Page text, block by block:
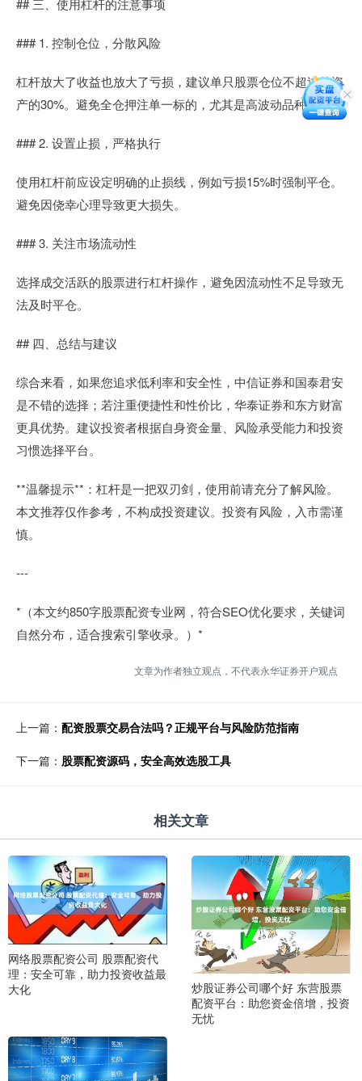
## 三、使用杠杆的注意事项
### 1. 控制仓位，分散风险
杠杆放大了收益也放大了亏损，建议单只股票仓位不超过总资
产的30%。避免全仓押注单一标的，尤其是高波动品种。
### 2. 设置止损，严格执行
使用杠杆前应设定明确的止损线，例如亏损15%时强制平仓。
避免因侥幸心理导致更大损失。
### 3. 关注市场流动性
选择成交活跃的股票进行杠杆操作，避免因流动性不足导致无
法及时平仓。
## 四、总结与建议
综合来看，如果您追求低利率和安全性，中信证券和国泰君安
是不错的选择；若注重便捷性和性价比，华泰证券和东方财富
更具优势。建议投资者根据自身资金量、风险承受能力和投资
习惯选择平台。
**温馨提示**：杠杆是一把双刃剑，使用前请充分了解风险。
本文推荐仅作参考，不构成投资建议。投资有风险，入市需谨
慎。
---
*（本文约850字股票配资专业网，符合SEO优化要求，关键词
自然分布，适合搜索引擎收录。）*
文章为作者独立观点，不代表永华证券开户观点
上一篇： 配资股票交易合法吗？正规平台与风险防范指南
下一篇： 股票配资源码，安全高效选股工具
相关文章
网络股票配资公司 股票配资代
理：安全可靠，助力投资收益最
大化
炒股证券公司哪个好 东营股票
配资平台：助您资金倍增，投资
无忧